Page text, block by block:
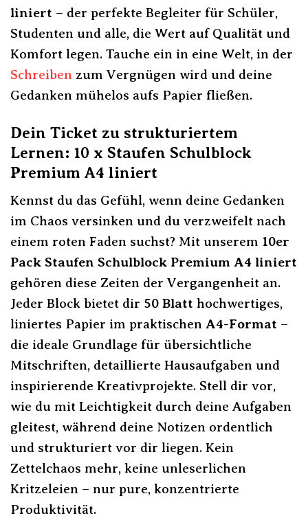
liniert – der perfekte Begleiter für Schüler,
Studenten und alle, die Wert auf Qualität und
Komfort legen. Tauche ein in eine Welt, in der
Schreiben zum Vergnügen wird und deine
Gedanken mühelos aufs Papier fließen.
Dein Ticket zu strukturiertem
Lernen: 10 x Staufen Schulblock
Premium A4 liniert
Kennst du das Gefühl, wenn deine Gedanken
im Chaos versinken und du verzweifelt nach
einem roten Faden suchst? Mit unserem 10er
Pack Staufen Schulblock Premium A4 liniert
gehören diese Zeiten der Vergangenheit an.
Jeder Block bietet dir 50 Blatt hochwertiges,
liniertes Papier im praktischen A4-Format –
die ideale Grundlage für übersichtliche
Mitschriften, detaillierte Hausaufgaben und
inspirierende Kreativprojekte. Stell dir vor,
wie du mit Leichtigkeit durch deine Aufgaben
gleitest, während deine Notizen ordentlich
und strukturiert vor dir liegen. Kein
Zettelchaos mehr, keine unleserlichen
Kritzeleien – nur pure, konzentrierte
Produktivität.